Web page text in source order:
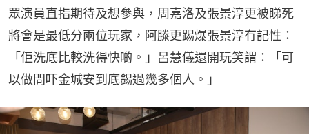
眾演員直指期待及想參與，周嘉洛及張景淳更被睇死
將會是最低分兩位玩家，阿滕更踢爆張景淳冇記性：
「佢洗底比較洗得快啲。」呂慧儀還開玩笑謂：「可
以做問吓金城安到底錫過幾多個人。」